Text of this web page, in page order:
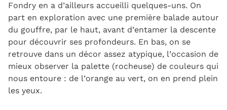
Fondry en a d’ailleurs accueilli quelques-uns. On
part en exploration avec une première balade autour
du gouffre, par le haut, avant d’entamer la descente
pour découvrir ses profondeurs. En bas, on se
retrouve dans un décor assez atypique, l’occasion de
mieux observer la palette (rocheuse) de couleurs qui
nous entoure : de l’orange au vert, on en prend plein
les yeux.